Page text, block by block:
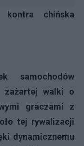
chińska
samochodów
zażartej walki o
graczami z
tej rywalizacji
dynamicznemu